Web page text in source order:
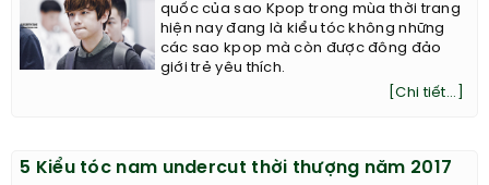
quốc của sao Kpop trong mùa thời trang
hiện nay đang là kiểu tóc không những
các sao kpop mà còn được đông đảo
giới trẻ yêu thích.
[Chi tiết...]
5 Kiểu tóc nam undercut thời thượng năm 2017